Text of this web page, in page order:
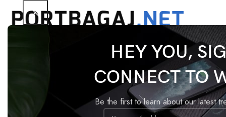
HEY YOU,
CONNECT TO
Be the first to learn about our latest
Tavan Barı ACE-2 Opel Combo E
-14%